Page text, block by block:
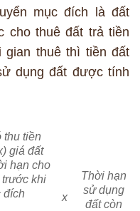
mục đích là đất
cho thuê đất trả tiền
gian thuê thì tiền đất
dụng đất được tính
thu tiền
giá đất
hạn cho
trước khi
đích
x
Thời hạn
sử dụng
đất còn